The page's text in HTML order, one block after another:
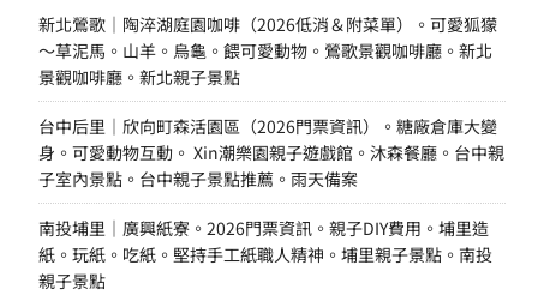
新北鶯歌｜陶淬湖庭園咖啡（2026低消＆附菜單）。可愛狐獴
～草泥馬。山羊。烏龜。餵可愛動物。鶯歌景觀咖啡廳。新北
景觀咖啡廳。新北親子景點
台中后里｜欣向町森活園區（2026門票資訊）。糖廠倉庫大變
身。可愛動物互動。 Xin潮樂園親子遊戲館。沐森餐廳。台中親
子室內景點。台中親子景點推薦。雨天備案
南投埔里｜廣興紙寮。2026門票資訊。親子DIY費用。埔里造
紙。玩紙。吃紙。堅持手工紙職人精神。埔里親子景點。南投
親子景點